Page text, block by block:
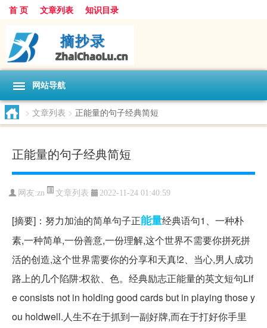
首 页 文章列表 知识目录
网站导航
> 文章列表 > 正能量的句子经典简短
正能量的句子经典简短
网友:zn 文章列表 2022-11-24 01:40:59
[摘要]：努力加油的简单句子正能量经典语句1、一种朴
素,一种简单,一份善意,一份理解,这个世界不需要你拼死拼
活的创造,这个世界需要你的分享和天真!2、当心,男人成功
路上的几个陷阱:权欲、色。经典励志正能量的英文短句Lif
e consists not in holding good cards but in playing those y
ou holdwell.人生不在于抓到一副好牌,而在于打好你手里